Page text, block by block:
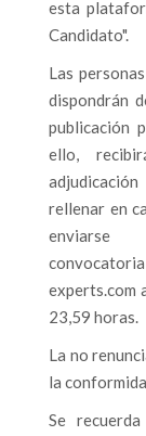
esta
Candidato".
Las
dispondrán
publicación
ello,
rellenar en
experts.com
23,59 horas.
La no
la
Se